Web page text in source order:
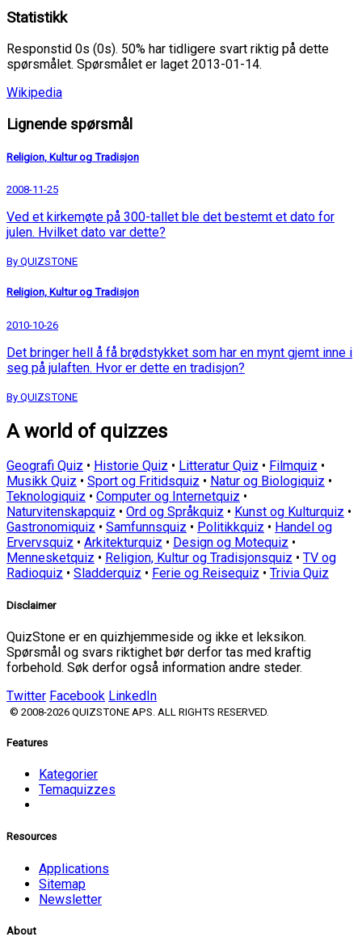
Statistikk
Responstid 0s (0s). 50% har tidligere svart riktig på dette
spørsmålet. Spørsmålet er laget 2013-01-14.
Wikipedia
Lignende spørsmål
Religion, Kultur og Tradisjon
2008-11-25
Ved et kirkemøte på 300-tallet ble det bestemt et dato for
julen. Hvilket dato var dette?
By QUIZSTONE
Religion, Kultur og Tradisjon
2010-10-26
Det bringer hell å få brødstykket som har en mynt gjemt inne i
seg på julaften. Hvor er dette en tradisjon?
By QUIZSTONE
A world of quizzes
Geografi Quiz • Historie Quiz • Litteratur Quiz • Filmquiz •
Musikk Quiz • Sport og Fritidsquiz • Natur og Biologiquiz •
Teknologiquiz • Computer og Internetquiz •
Naturvitenskapquiz • Ord og Språkquiz • Kunst og Kulturquiz •
Gastronomiquiz • Samfunnsquiz • Politikkquiz • Handel og
Ervervsquiz • Arkitekturquiz • Design og Motequiz •
Mennesketquiz • Religion, Kultur og Tradisjonsquiz • TV og
Radioquiz • Sladderquiz • Ferie og Reisequiz • Trivia Quiz
Disclaimer
QuizStone er en quizhjemmeside og ikke et leksikon.
Spørsmål og svars riktighet bør derfor tas med kraftig
forbehold. Søk derfor også information andre steder.
Twitter Facebook LinkedIn
© 2008-2026 QUIZSTONE APS. ALL RIGHTS RESERVED.
Features
Kategorier
Temaquizzes
Resources
Applications
Sitemap
Newsletter
About